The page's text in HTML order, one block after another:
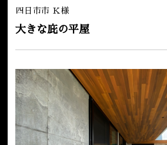
四日市市 Ｋ様
大きな庇の平屋